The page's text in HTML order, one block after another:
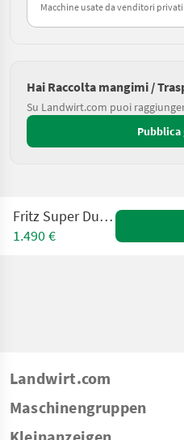
Macchine usate da venditori
Hai Raccolta mangimi /
Su Landwirt.com puoi
Pubblica
Fritz Super Duo Standart
1.490 €
Landwirt.com
Maschinengruppen